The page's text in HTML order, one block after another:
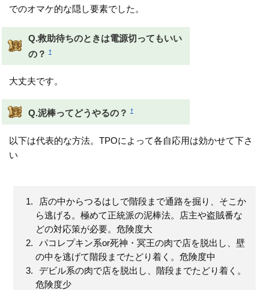
でのオマケ的な隠し要素でした。
Q.救助待ちのときは電源切ってもいい
の？
†
大丈夫です。
Q.泥棒ってどうやるの？ †
以下は代表的な方法。TPOによって各自応用は効かせて下さ
い
店の中からつるはしで階段まで通路を掘り、そこか
ら逃げる。極めて正統派の泥棒法。店主や盗賊番な
どの対応策が必要。危険度大
パコレプキン系or死神・冥王の肉で店を脱出し、壁
の中を逃げて階段までたどり着く。危険度中
デビル系の肉で店を脱出し、階段までたどり着く。
危険度少